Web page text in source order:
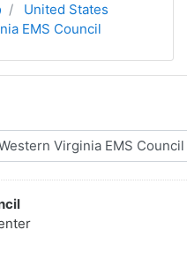
United States
EMS Council